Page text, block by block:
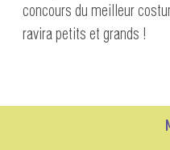
concours du meilleur
ravira petits et grands !